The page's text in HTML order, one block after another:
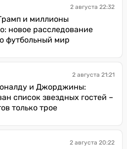
2 августа 22:32
и миллионы
новое расследование
футбольный мир
2 августа 21:21
и Джорджины:
список звездных гостей –
только трое
2 августа 20:22